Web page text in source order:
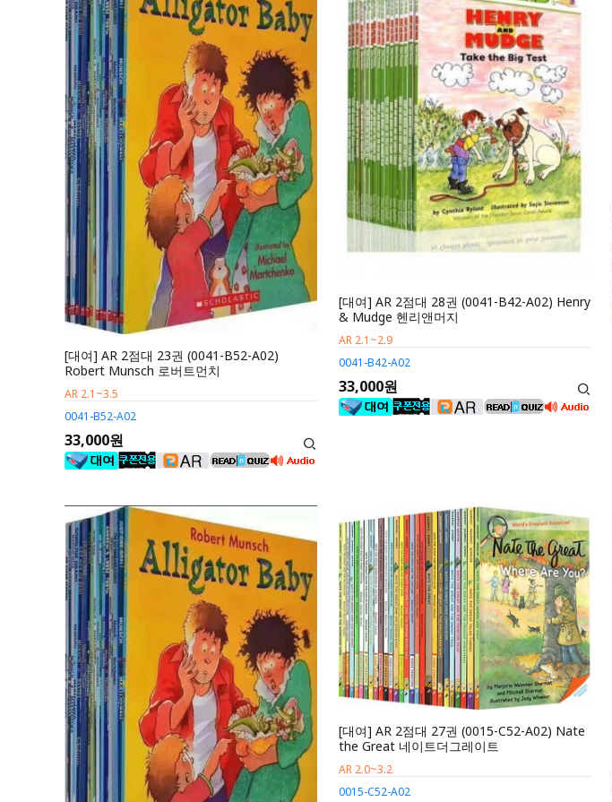
[대여] AR 2점대 23권 (0041-B52-A02)
Robert Munsch 로버트먼치
AR 2.1~3.5
0041-B52-A02
33,000원
[대여] AR 2점대 28권 (0041-B42-A02) Henry
& Mudge 헨리앤머지
AR 2.1~2.9
0041-B42-A02
33,000원
[대여] AR 2점대 27권 (0015-C52-A02) Nate
the Great 네이트더그레이트
AR 2.0~3.2
0015-C52-A02